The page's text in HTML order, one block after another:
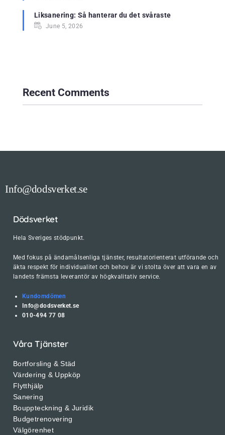
Liksanering: Så hanterar du det svåraste
June 5, 2026
Recent Comments
Info@dodsverket.se
Dödsverket
Hela Sveriges stödpunkt.
Med fokus på ändamålsenliga tjänster, resultatorienterat utförande och
äkta respekt för individualitet och behov är vi stolta över att vara en av
landets främsta leverantör av högkvalitativ service.
Kundomdömen
Info@dodsverket.se
010-494 77 08
Våra Tjänster
Bortforsling & Städ
Värdering & Uppköp
Flytthjälp
Sanering
Bouppteckning & Juridik
Budgetrenovering
Välgörenhet